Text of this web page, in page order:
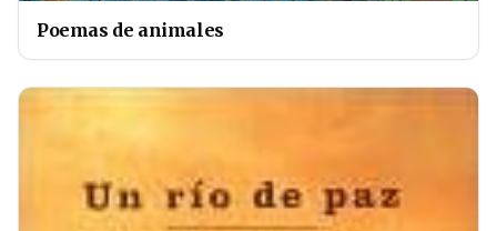
Poemas de animales